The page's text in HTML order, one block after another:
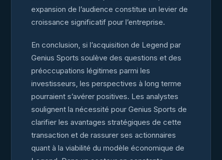
expansion de l’audience constitue un levier de
croissance significatif pour l’entreprise.
En conclusion, si l’acquisition de Legend par
Genius Sports soulève des questions et des
préoccupations légitimes parmi les
investisseurs, les perspectives à long terme
pourraient s’avérer positives. Les analystes
soulignent la nécessité pour Genius Sports de
clarifier les avantages stratégiques de cette
transaction et de rassurer ses actionnaires
quant à la viabilité du modèle économique de